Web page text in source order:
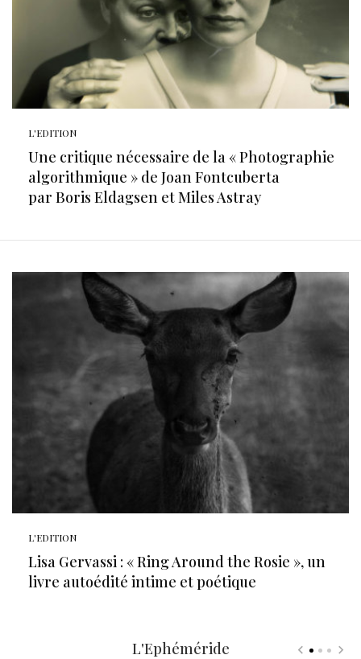
L'EDITION
Une critique nécessaire de la « Photographie
algorithmique » de Joan Fontcuberta
par Boris Eldagsen et Miles Astray
L'EDITION
Lisa Gervassi : « Ring Around the Rosie », un
livre autoédité intime et poétique
L'Ephéméride